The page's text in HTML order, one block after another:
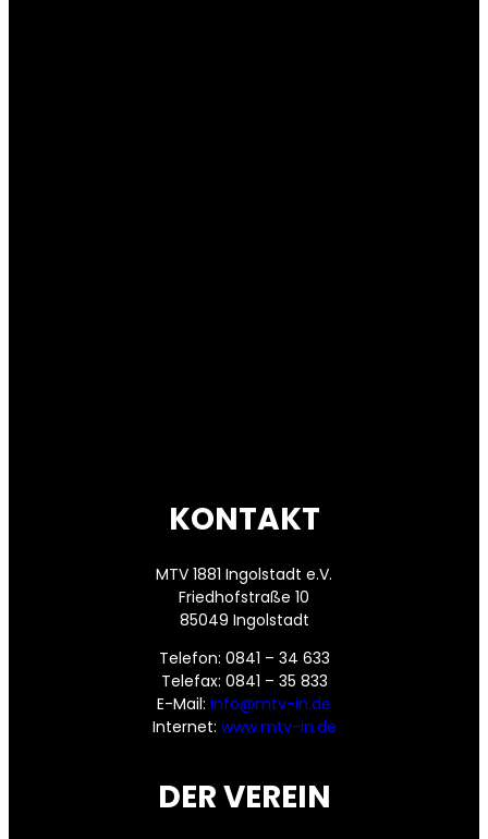
KONTAKT
MTV 1881 Ingolstadt e.V.
Friedhofstraße 10
85049 Ingolstadt
Telefon: 0841 – 34 633
Telefax: 0841 – 35 833
E-Mail: info@mtv-in.de
Internet: www.mtv-in.de
DER VEREIN